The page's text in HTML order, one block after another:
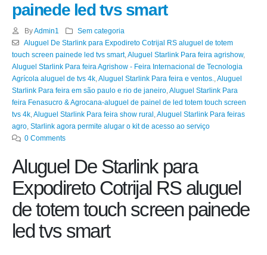
painede led tvs smart
ByAdmin1
Sem categoria
Aluguel De Starlink para Expodireto Cotrijal RS aluguel de totem
touch screen painede led tvs smart, Aluguel Starlink Para feira agrishow,
Aluguel Starlink Para feira Agrishow - Feira Internacional de Tecnologia
Agrícola aluguel de tvs 4k Aluguel Starlink Para feira e ventos.
Aluguel
Starlink Para feira em são paulo e rio de janeiro Aluguel Starlink Para
feira Fenasucro & Agrocana-aluguel de painel de led totem touch screen
tvs 4k Aluguel Starlink Para feira show rural Aluguel Starlink Para feiras
agro Starlink agora permite alugar o kit de acesso ao serviço
0 Comments
Aluguel De Starlink para
Expodireto Cotrijal RS aluguel
de totem touch screen painede
led tvs smart